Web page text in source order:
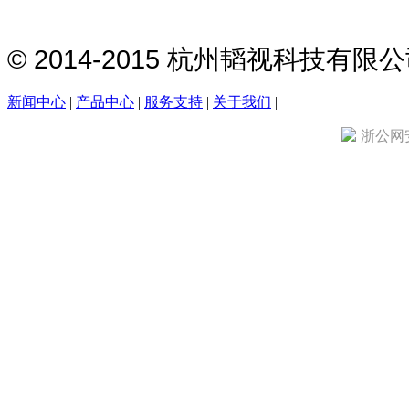
© 2014-2015 杭州韬视科技有限
新闻中心 | 产品中心 | 服务支持 | 关于我们 |
浙公网